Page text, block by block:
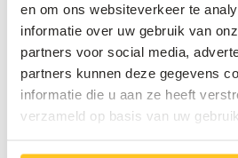
en om ons websiteverkeer te
informatie over uw gebruik van
partners voor social media,
partners kunnen deze gegevens
informatie die u aan ze heeft
verzameld op basis van uw
Ook technisch loopt alles vlot.
herstart na – wat het probleem
werkt de IPTV-oplossing stabiel.
volledig op wifi, waarvoor het
werd ingericht. “Dat werkt
betrouwbaar”, aldus Cedric.